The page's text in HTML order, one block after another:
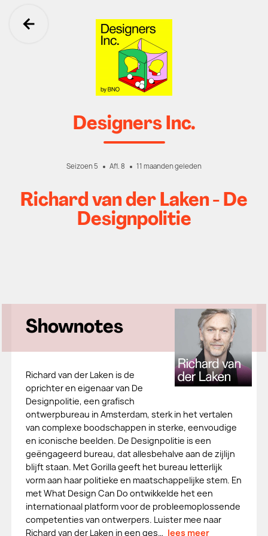
Ga terug
Designers Inc.
Seizoen 5 Afl. 8 11 maanden geleden
Richard van der Laken - De
Designpolitie
Shownotes
Richard van der Laken is de
oprichter en eigenaar van De
Designpolitie, een grafisch
ontwerpbureau in Amsterdam, sterk in het vertalen
van complexe boodschappen in sterke, eenvoudige
en iconische beelden. De Designpolitie is een
geëngageerd bureau, dat allesbehalve aan de zijlijn
blijft staan. Met Gorilla geeft het bureau letterlijk
vorm aan haar politieke en maatschappelijke stem. En
met What Design Can Do ontwikkelde het een
internationaal platform voor de probleemoplossende
competenties van ontwerpers. Luister mee naar
Richard van der Laken in een ges… lees meer